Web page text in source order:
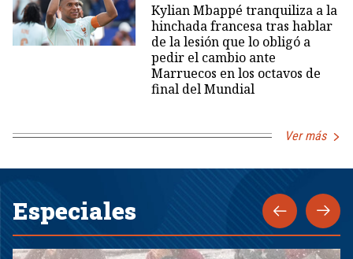
Kylian Mbappé tranquiliza a la
hinchada francesa tras hablar
de la lesión que lo obligó a
pedir el cambio ante
Marruecos en los octavos de
final del Mundial
Ver más
Especiales